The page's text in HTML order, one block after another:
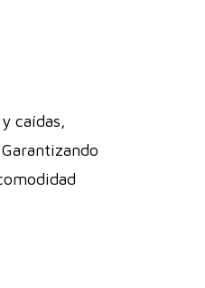
caídas,